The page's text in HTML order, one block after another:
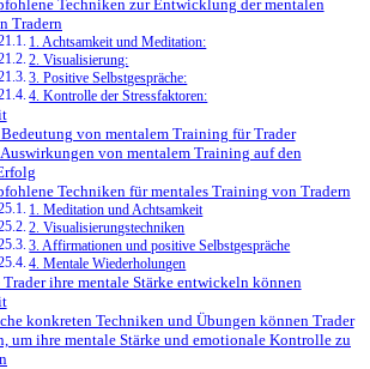
Techniken zur Entwicklung der mentalen
Tradern
1. Achtsamkeit und Meditation:
2. Visualisierung:
3. Positive Selbstgespräche:
4. Kontrolle der Stressfaktoren:
von mentalem Training für Trader
von mentalem Training auf den
Techniken für mentales Training von Tradern
1. Meditation und Achtsamkeit
2. Visualisierungstechniken
3. Affirmationen und positive Selbstgespräche
4. Mentale Wiederholungen
Trader ihre mentale Stärke entwickeln können
konkreten Techniken und⁢ Übungen können Trader
um ihre mentale Stärke und emotionale Kontrolle zu